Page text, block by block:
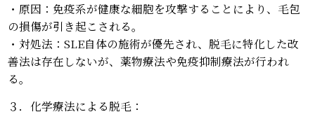
・原因：免疫系が健康な細胞を攻撃することにより、毛包
の損傷が引き起こされる。
・対処法：SLE自体の施術が優先され、脱毛に特化した改
善法は存在しないが、薬物療法や免疫抑制療法が行われ
る。
３．化学療法による脱毛：